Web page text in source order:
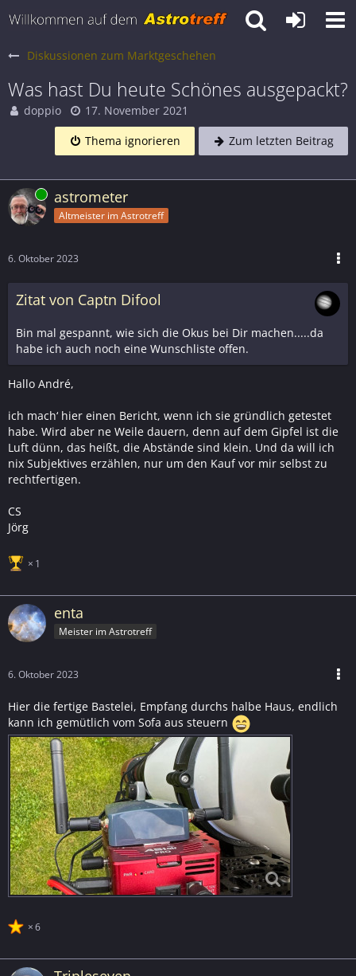
Diskussionen zum Marktgeschehen
Was hast Du heute Schönes ausgepackt?
doppio
17. November 2021
Thema ignorieren
Zum letzten Beitrag
Online astrometer
Altmeister im Astrotreff
6. Oktober 2023
Zitat von Captn Difool
Bin mal gespannt, wie sich die Okus bei Dir machen.....da
habe ich auch noch eine Wunschliste offen.
Hallo André,
ich mach‘ hier einen Bericht, wenn ich sie gründlich getestet
habe. Wird aber ne Weile dauern, denn auf dem Gipfel ist die
Luft dünn, das heißt, die Abstände sind klein. Und da will ich
nix Subjektives erzählen, nur um den Kauf vor mir selbst zu
rechtfertigen.
CS
Jörg
1
enta
Meister im Astrotreff
6. Oktober 2023
Hier die fertige Bastelei, Empfang durchs halbe Haus, endlich
kann ich gemütlich vom Sofa aus steuern
6